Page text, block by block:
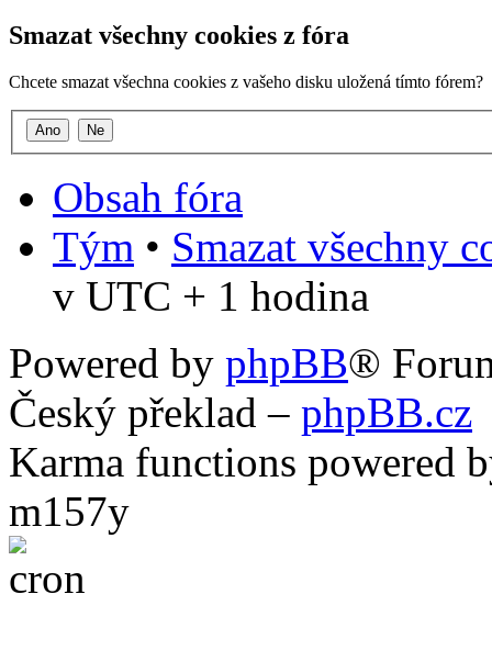
Smazat všechny cookies z fóra
Chcete smazat všechna cookies z vašeho disku uložená tímto fórem?
Obsah fóra
Tým • Smazat všechny
v UTC + 1 hodina
Powered by phpBB®
Český překlad – phpBB.cz
Karma functions powered
m157y